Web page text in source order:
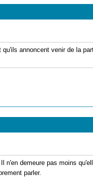
annoncent venir de la
n'en demeure pas moins
parler.